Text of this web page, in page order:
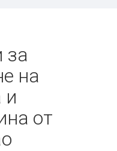
за
на
и
от